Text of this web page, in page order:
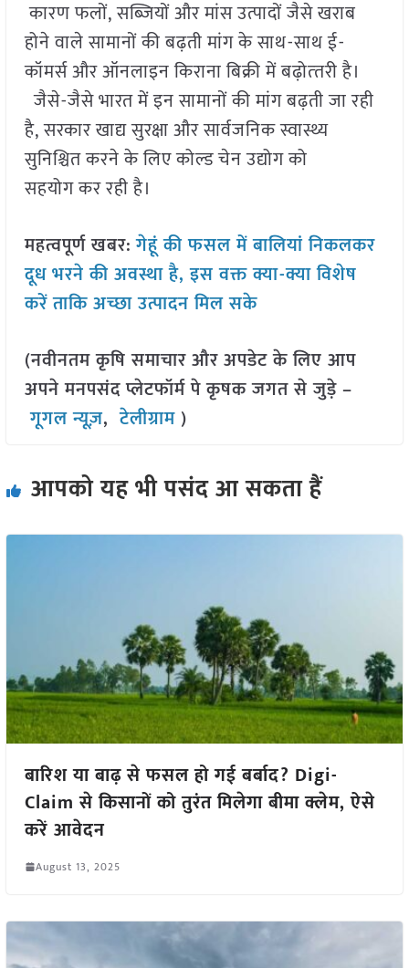
कारण फलों, सब्जियों और मांस उत्पादों जैसे खराब
होने वाले सामानों की बढ़ती मांग के साथ-साथ ई-
कॉमर्स और ऑनलाइन किराना बिक्री में बढ़ोत्‍तरी है।
जैसे-जैसे भारत में इन सामानों की मांग बढ़ती जा रही
है, सरकार खाद्य सुरक्षा और सार्वजनिक स्वास्थ्य
सुनिश्चित करने के लिए कोल्ड चेन उद्योग को
सहयोग कर रही है।
महत्वपूर्ण खबर:गेहूं की फसल में बालियां निकलकर
दूध भरने की अवस्था है, इस वक्त क्या-क्या विशेष
करें ताकि अच्छा उत्पादन मिल सके
(नवीनतम कृषि समाचार और अपडेट के लिए आप
अपने मनपसंद प्लेटफॉर्म पे कृषक जगत से जुड़े –
गूगल न्यूज़,टेलीग्राम )
आपको यह भी पसंद आ सकता हैं
बारिश या बाढ़ से फसल हो गई बर्बाद? Digi-
Claim से किसानों को तुरंत मिलेगा बीमा क्लेम, ऐसे
करें आवेदन
August 13, 2025